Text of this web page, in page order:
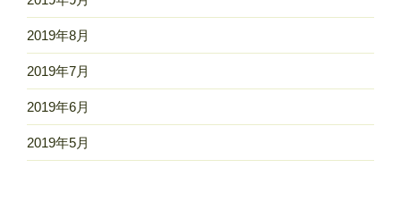
2019年8月
2019年7月
2019年6月
2019年5月